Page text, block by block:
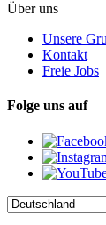
Über uns
Unsere
Kontakt
Freie Jobs
Folge uns auf